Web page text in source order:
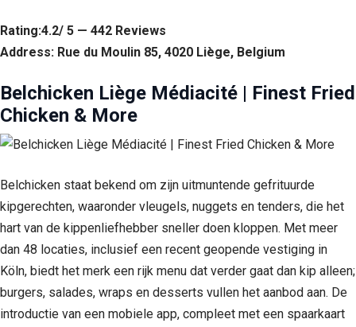
Rating:4.2/ 5 — 442 Reviews
Address: Rue du Moulin 85, 4020 Liège, Belgium
Belchicken Liège Médiacité | Finest Fried
Chicken & More
Belchicken staat bekend om zijn uitmuntende gefrituurde
kipgerechten, waaronder vleugels, nuggets en tenders, die het
hart van de kippenliefhebber sneller doen kloppen. Met meer
dan 48 locaties, inclusief een recent geopende vestiging in
Köln, biedt het merk een rijk menu dat verder gaat dan kip alleen;
burgers, salades, wraps en desserts vullen het aanbod aan. De
introductie van een mobiele app, compleet met een spaarkaart